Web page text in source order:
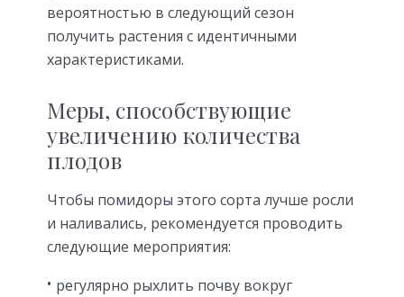
вероятностью в следующий сезон
получить растения с идентичными
характеристиками.
Меры, способствующие
увеличению количества
плодов
Чтобы помидоры этого сорта лучше росли
и наливались, рекомендуется проводить
следующие мероприятия:
регулярно рыхлить почву вокруг